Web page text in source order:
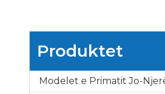
Produktet